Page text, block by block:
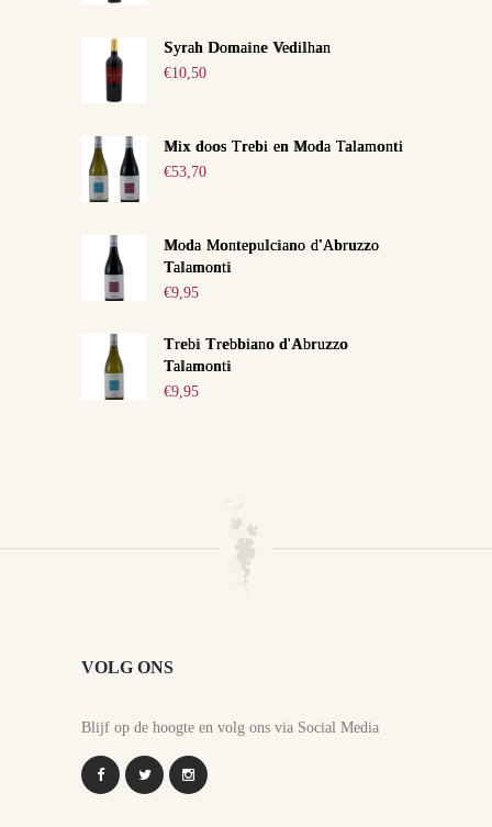
Syrah Domaine Vedilhan
€10,50
Mix doos Trebi en Moda Talamonti
€53,70
Moda Montepulciano d'Abruzzo
Talamonti
€9,95
Trebi Trebbiano d'Abruzzo
Talamonti
€9,95
VOLG ONS
Blijf op de hoogte en volg ons via Social Media